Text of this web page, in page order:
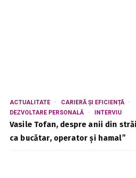
ACTUALITATE
CARIERĂ ȘI EFICIENȚĂ
DEZVOLTARE PERSONALĂ
INTERVIU
Vasile Tofan, despre anii din
ca bucătar, operator și hamal”